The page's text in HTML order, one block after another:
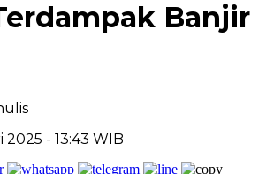
Banjir
2025 - 13:43 WIB